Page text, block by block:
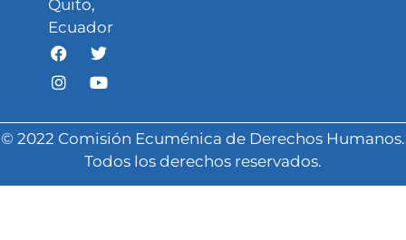
Quito,
Ecuador
© 2022 Comisión Ecuménica de Derechos Humanos.
Todos los derechos reservados.